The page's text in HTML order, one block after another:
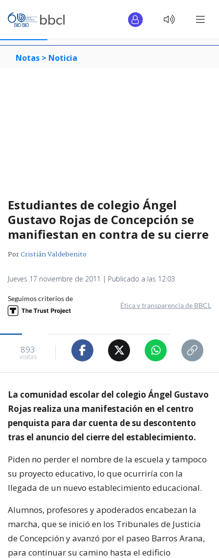
Notas > Noticia
Estudiantes de colegio Ángel
Gustavo Rojas de Concepción se
manifiestan en contra de su cierre
PorCristián Valdebenito
Jueves 17 noviembre de 2011 | Publicado a las 12:03
Seguimos criterios de
Ética y transparencia de BBCL
893
visitas
La comunidad escolar del colegio Ángel Gustavo
Rojas realiza una manifestación en el centro
penquista para dar cuenta de su descontento
tras el anuncio del cierre del establecimiento.
Piden no perder el nombre de la escuela y tampoco
su proyecto educativo, lo que ocurriría con la
llegada de un nuevo establecimiento educacional.
Alumnos, profesores y apoderados encabezan la
marcha, que se inició en los Tribunales de Justicia
de Concepción y avanzó por el paseo Barros Arana,
para continuar su camino hasta el edificio